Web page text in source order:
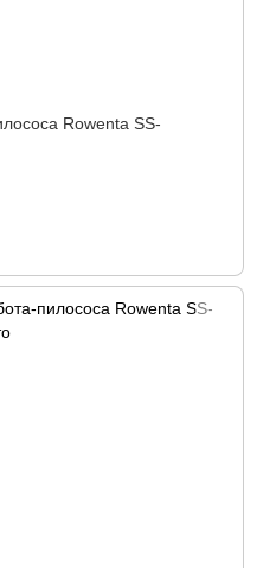
Rowenta SS-